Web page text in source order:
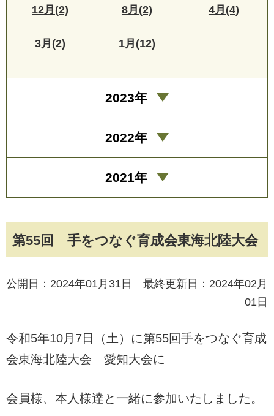
第55回 手をつなぐ育成会東海北陸大会
公開日：2024年01月31日 最終更新日：2024年02月
01日
令和5年10月7日（土）に第55回手をつなぐ育成
会東海北陸大会 愛知大会に
会員様、本人様達と一緒に参加いたしました。
12月(2) 8月(2) 4月(4)
3月(2) 1月(12)
2023年
2022年
2021年